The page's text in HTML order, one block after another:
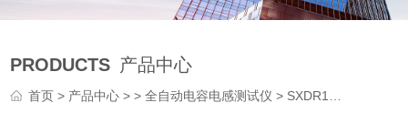
PRODUCTS 产品中心
首页> 产品中心 > >全自动电容电感测试仪 > SXDR109电容电感特性测试仪